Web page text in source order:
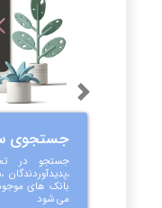
جستجوی
جستجو در
بانک های
می شود
Next